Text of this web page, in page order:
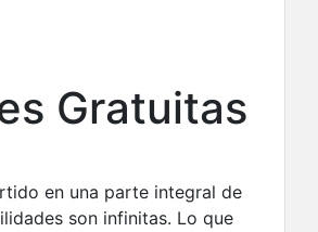
Gratuitas
en una parte integral de
son infinitas. Lo que